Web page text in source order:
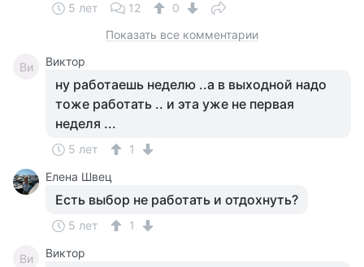
5 лет 12
0
Показать все комментарии
Ви Виктор
ну работаешь неделю ..а в выходной надо
тоже работать .. и эта уже не первая
неделя ...
5 лет
1
Елена Швец
Есть выбор не работать и отдохнуть?
5 лет 1
Ви Виктор